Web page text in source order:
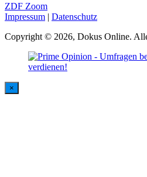
ZDF Zoom
Impressum | Datenschutz
Copyright © 2026, Dokus Online.
×